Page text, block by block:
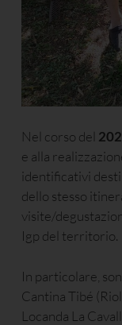
Nel corso del
e alla
identificativi
dello stesso
visite/
Igp del territorio.
In particolare,
Cantina Tibé
Locanda La